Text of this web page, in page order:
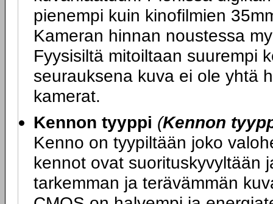
pienempi kuin kinofilmien
Kameran hinnan noustessa
Fyysisiltä mitoiltaan suurempi
seurauksena kuva ei ole yhtä
kamerat.
Kennon tyyppi (Kennon
Kenno on tyypiltään joko
kennot ovat suorituskyvyltään
tarkemman ja terävämmän